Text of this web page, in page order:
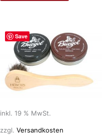
Save
inkl. 19 % MwSt.
zzgl. Versandkosten